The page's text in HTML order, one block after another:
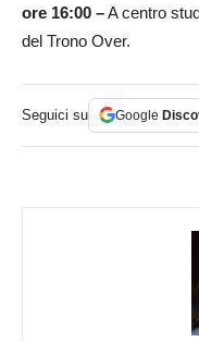
ore 16:00 –A centro
del Trono Over.
Seguici su Google